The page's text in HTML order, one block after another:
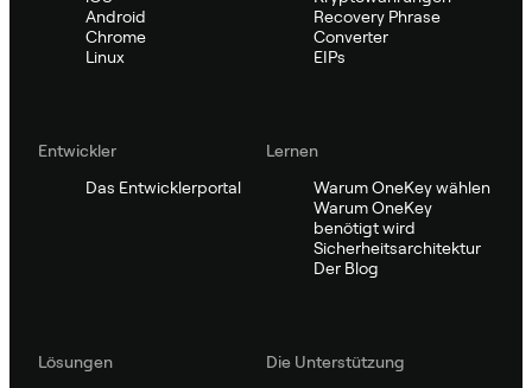
Android
Chrome
Linux
Recovery Phrase
Converter
EIPs
Entwickler
Das Entwicklerportal
Lernen
Warum OneKey wählen
Warum OneKey
benötigt wird
Sicherheitsarchitektur
Der Blog
Lösungen
Die Unterstützung